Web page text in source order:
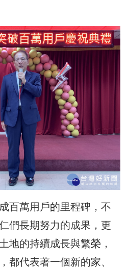
百萬用戶的里程碑，不
們長期努力的成果，更
地的持續成長與繁榮，
都代表著一個新的家、